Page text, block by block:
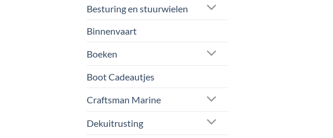
Besturing en stuurwielen
Binnenvaart
Boeken
Boot Cadeautjes
Craftsman Marine
Dekuitrusting